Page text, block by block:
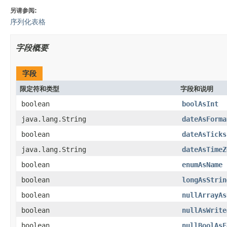
另请参阅:
序列化表格
字段概要
字段
限定符和类型 字段和说明
boolean
boolAsInt
java.lang.String
boolean
dateAsTicks
java.lang.String
boolean
enumAsName
boolean
boolean
boolean
boolean